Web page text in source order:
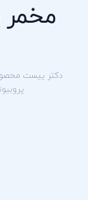
مخمر
دکتر ییست